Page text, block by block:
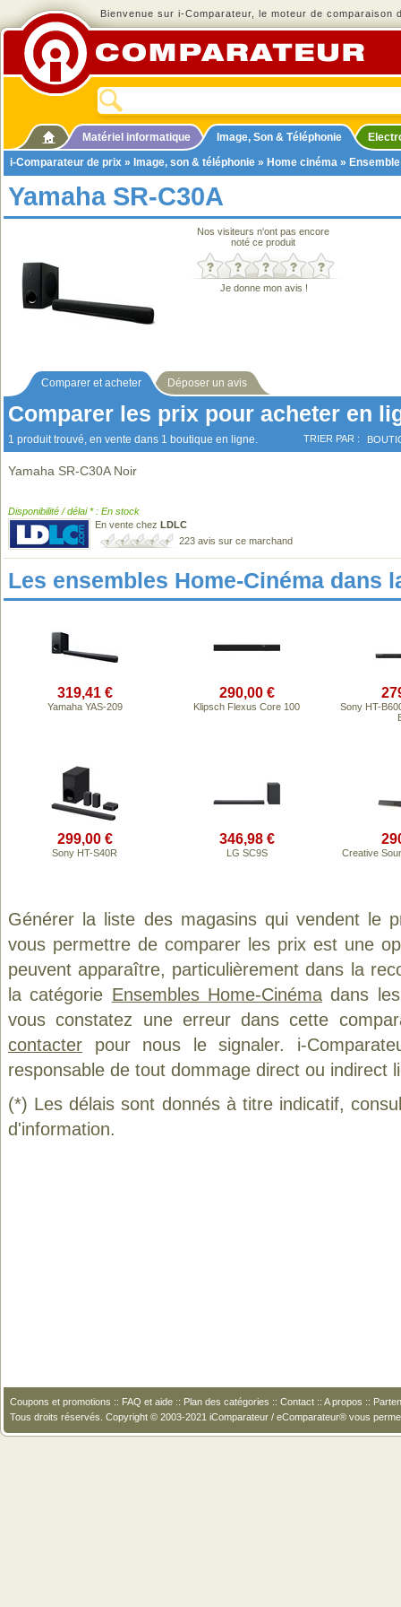
Bienvenue sur i-Comparateur, le moteur de comparaison
Matériel informatique Image, Son & Téléphonie
i-Comparateur de prix » Image, son & téléphonie » Home cinéma »
Yamaha SR-C30A
Nos visiteurs n'ont pas encore
noté ce produit
Je donne mon avis !
Comparer et acheter Déposer un avis
Comparer les prix pour acheter en
1 produit trouvé, en vente dans 1 boutique en ligne. TRIER PAR :
Yamaha SR-C30A Noir
Disponibilité / délai * : En stock
En vente chez LDLC
223 avis sur ce marchand
Les ensembles Home-Cinéma dans
319,41 €
Yamaha YAS-209
290,00 €
Klipsch Flexus Core 100
Sony HT-
299,00 €
Sony HT-S40R
346,98 €
LG SC9S Creative
Générer la liste des magasins qui vendent le
vous permettre de comparer les prix est une
peuvent apparaître, particulièrement dans la
la catégorie Ensembles Home-Cinémadans les
vous constatez une erreur dans cette
contacter pour nous le signaler. i-
responsable de tout dommage direct ou indirect
(*) Les délais sont donnés à titre indicatif,
d'information.
Coupons et promotions :: FAQ et aide :: Plan des catégories :: Contact :: A propos ::
Tous droits réservés. Copyright © 2003-2021 iComparateur / eComparateur® vous